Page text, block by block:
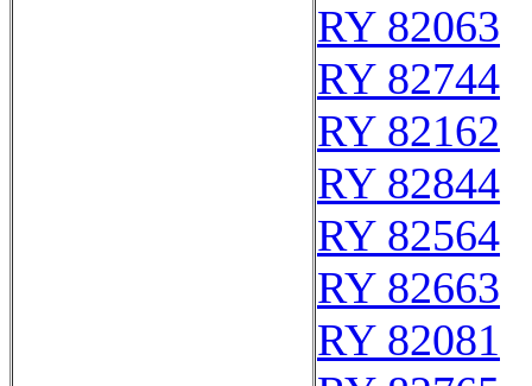
RY 82063
RY 82744
RY 82162
RY 82844
RY 82564
RY 82663
RY 82081